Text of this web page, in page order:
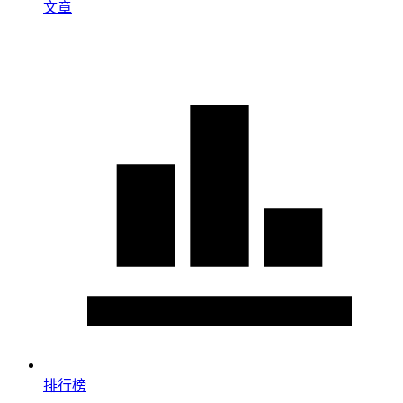
文章
排行榜